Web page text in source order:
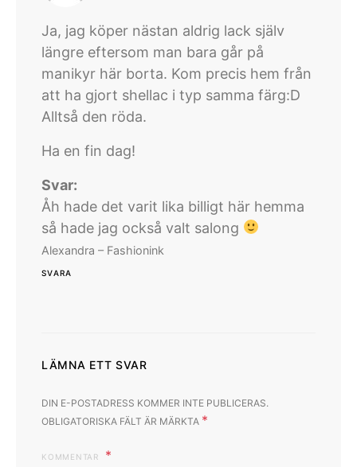
Ja, jag köper nästan aldrig lack själv
längre eftersom man bara går på
manikyr här borta. Kom precis hem från
att ha gjort shellac i typ samma färg:D
Alltså den röda.
Ha en fin dag!
Svar:
Åh hade det varit lika billigt här hemma
så hade jag också valt salong
Alexandra – Fashionink
SVARA
LÄMNA ETT SVAR
DIN E-POSTADRESS KOMMER INTE PUBLICERAS.
OBLIGATORISKA FÄLT ÄR MÄRKTA *
KOMMENTAR